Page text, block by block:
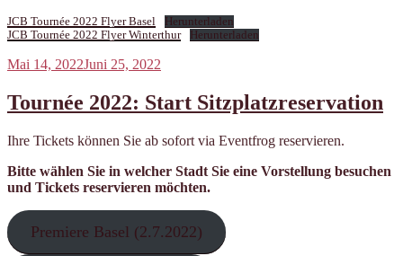
JCB Tournée 2022 Flyer Basel
Herunterladen
JCB Tournée 2022 Flyer Winterthur
Herunterladen
Veröffentlicht
Mai 14, 2022Juni 25, 2022
Tournée 2022: Start Sitzplatzreservation
Ihre Tickets können Sie ab sofort via Eventfrog reservieren.
Bitte wählen Sie in welcher Stadt Sie eine Vorstellung besuchen
und Tickets reservieren möchten.
Premiere Basel (2.7.2022)